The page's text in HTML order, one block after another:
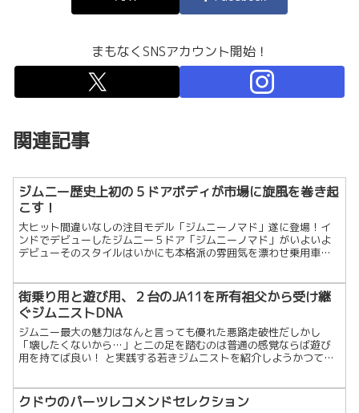
まもなくSNSアカウント開始！
関連記事
ジムニー歴史上初の５ドアボディが市場に旋風を巻き起
こす！
大ヒット間違いなしの注目モデル「ジムニーノマド」遂に登場！イ
ンドでデビューしたジムニー５ドア「ジムニーノマド」がいよいよ
デビューそのスタイルはいかにも本格派の雰囲気を漂わせ乗用車的
街乗り用と遊び用、２台のJA11を所有祖父から受け継
ぐジムニストDNA
ジムニー最大の魅力はなんと言っても優れた悪路走破性だしかし
「壊したくないから…」と二の足を踏むのは普通の感覚ならば遊び
用を持てば良い！ と実践する若きジムニストを紹介しようかつて父
クドウのパーツレコメンドセレクション